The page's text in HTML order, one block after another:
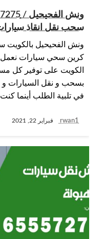
سحب نقل انقاذ
ونش الفحيحيل بالكويت
كرين سحي سيارات
الكويت على توفير كل
بسحب و نقل السيارات و
في تلبية الطلب أينما
rwan1 فبراير 22, 2021